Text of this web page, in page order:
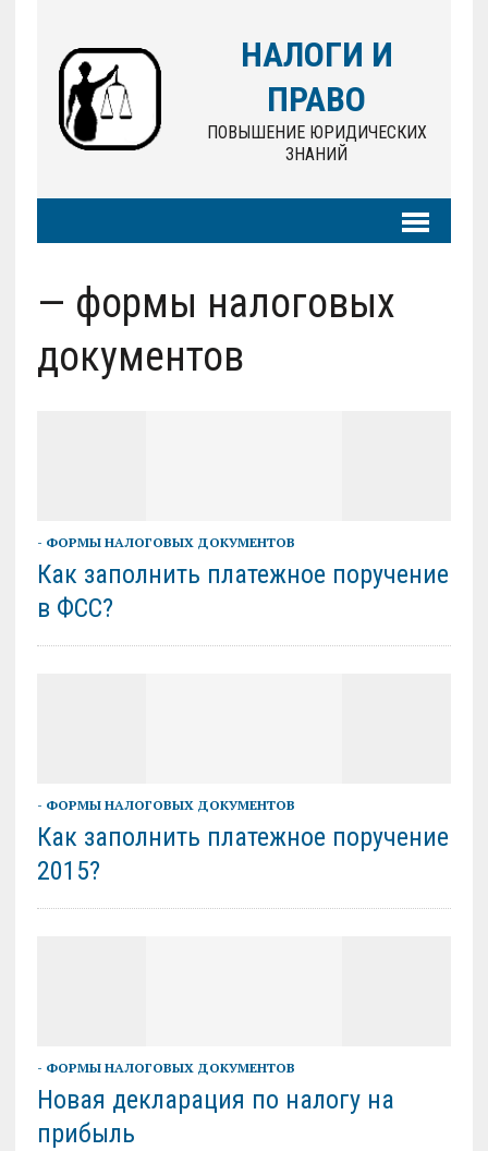
НАЛОГИ И
ПРАВО
ПОВЫШЕНИЕ ЮРИДИЧЕСКИХ
ЗНАНИЙ
— формы налоговых
документов
- ФОРМЫ НАЛОГОВЫХ ДОКУМЕНТОВ
Как заполнить платежное поручение
в ФСС?
- ФОРМЫ НАЛОГОВЫХ ДОКУМЕНТОВ
Как заполнить платежное поручение
2015?
- ФОРМЫ НАЛОГОВЫХ ДОКУМЕНТОВ
Новая декларация по налогу на
прибыль